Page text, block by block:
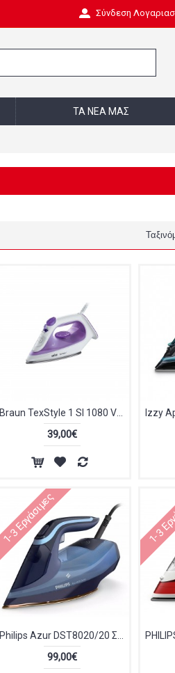
Σύνδεση
ΤΑ ΝΈΑ ΜΑΣ
39,00€
1-3 Εργάσιμες
99,00€
1-3